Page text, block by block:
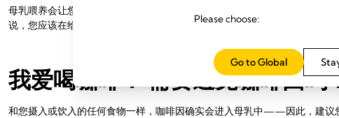
母乳喂养会让您感到口渴，所以保持足量饮水很重要。正常情况下，建议
说，您应该在给宝宝喂奶时喝一杯水、牛奶或不加糖的果汁。
我爱喝咖啡： 需要避免咖啡因吗
和您摄入或饮入的任何食物一样，咖啡因确实会进入母乳中——因此，建议
Please choose:
Go to Global